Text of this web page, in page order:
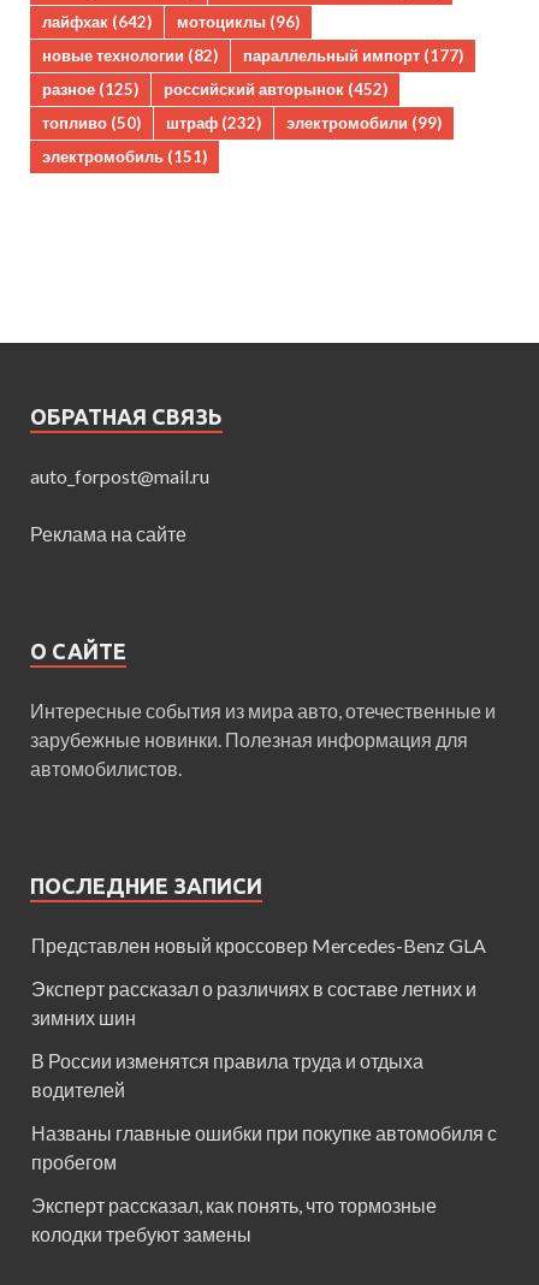
лайфхак (642) мотоциклы (96)
новые технологии (82) параллельный импорт (177)
разное (125) российский авторынок (452)
топливо (50) штраф (232) электромобили (99)
электромобиль (151)
ОБРАТНАЯ СВЯЗЬ
auto_forpost@mail.ru
Реклама на сайте
О САЙТЕ
Интересные события из мира авто, отечественные и
зарубежные новинки. Полезная информация для
автомобилистов.
ПОСЛЕДНИЕ ЗАПИСИ
Представлен новый кроссовер Mercedes-Benz GLA
Эксперт рассказал о различиях в составе летних и
зимних шин
В России изменятся правила труда и отдыха
водителей
Названы главные ошибки при покупке автомобиля с
пробегом
Эксперт рассказал, как понять, что тормозные
колодки требуют замены